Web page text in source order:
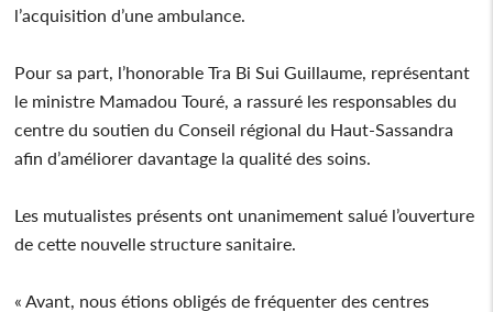
l’acquisition d’une ambulance.
Pour sa part, l’honorable Tra Bi Sui Guillaume, représentant
le ministre Mamadou Touré, a rassuré les responsables du
centre du soutien du Conseil régional du Haut-Sassandra
afin d’améliorer davantage la qualité des soins.
Les mutualistes présents ont unanimement salué l’ouverture
de cette nouvelle structure sanitaire.
« Avant, nous étions obligés de fréquenter des centres